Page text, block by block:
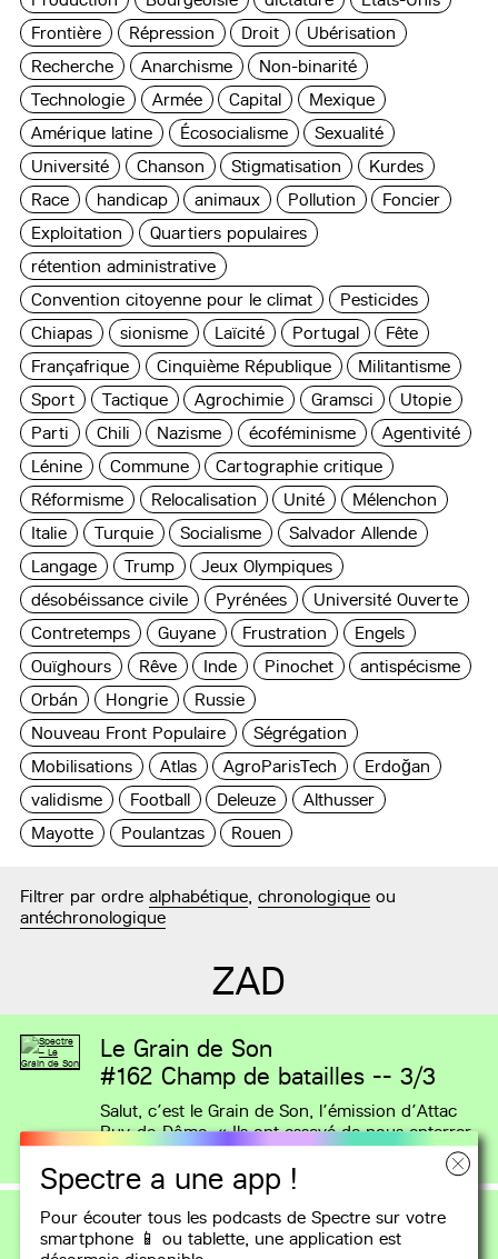
Spectre a une app !
Pour écouter tous les podcasts de Spectre sur votre
smartphone 📱 ou tablette, uneapplication est
Frontière
Répression Droit
Ubérisation
Recherche
Anarchisme
Non-binarité
Technologie
Armée Capital
Mexique
Amérique latine
Écosocialisme
Sexualité
Université
Chanson Stigmatisation
Kurdes
Race
handicap animaux Pollution
Foncier
Exploitation
Quartiers populaires
rétention administrative
Convention citoyenne pour le climat
Pesticides
Chiapas
sionisme Laïcité Portugal
Fête
Françafrique
Cinquième République
Militantisme
Sport
Tactique Agrochimie Gramsci
Utopie
Parti
Chili Nazisme écoféminisme
Agentivité
Lénine
Commune
Cartographie critique
Réformisme
Relocalisation Unité
Mélenchon
Italie
Turquie Socialisme
Salvador Allende
Langage
Trump
Jeux Olympiques
désobéissance civile
Pyrénées
Université Ouverte
Contretemps
Guyane Frustration
Engels
Ouïghours
Rêve Inde Pinochet
antispécisme
Orbán
Hongrie
Russie
Nouveau Front Populaire
Ségrégation
Mobilisations
Atlas AgroParisTech
Erdoğan
validisme
Football Deleuze
Althusser
Mayotte
Poulantzas Rouen
Filtrer par ordrealphabétique,chronologique ou
antéchronologique
ZAD
Le Grain de Son
#162 Champ de batailles -- 3/3
Salut, c’est le Grain de Son, l’émission d’Attac
Puy-de-Dôme. « Ils ont essayé de nous enterrer.
Ils ne savaient (…)
Le Grain de Son
#161Champ de batailles -- 2/3